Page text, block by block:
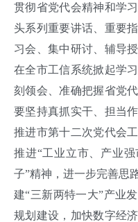
贯彻省党代会精神和学
头系列重要讲话、重要
习会、集中研讨、辅导
在全市工信系统掀起学
刻领会、准确把握省党
要坚持真抓实干、担当
推进市第十二次党代会
推进“工业立市、产业
子”精神，进一步完善思
建“三新两特一大”产业
规划建设，加快数字经